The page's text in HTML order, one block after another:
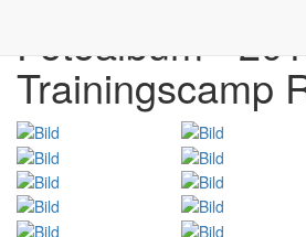
Fotoalbum -
Trainingscamp